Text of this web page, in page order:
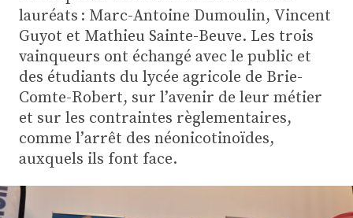
Chasse
Plus
Abonnez-vous
lauréats : Marc-Antoine Dumoulin, Vincent
Guyot et Mathieu Sainte-Beuve. Les trois
vainqueurs ont échangé avec le public et
des étudiants du lycée agricole de Brie-
Comte-Robert, sur l’avenir de leur métier
et sur les contraintes règlementaires,
comme l’arrêt des néonicotinoïdes,
auxquels ils font face.